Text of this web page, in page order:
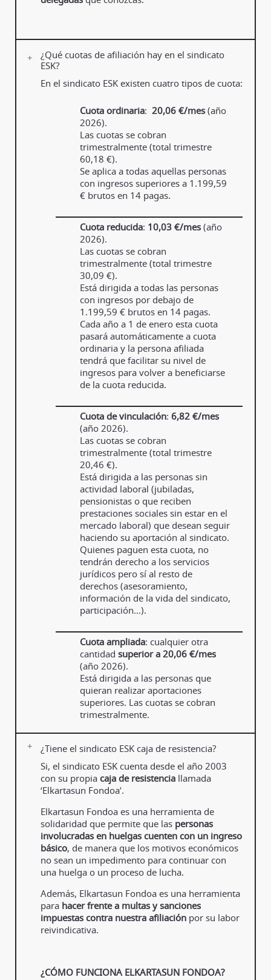
¿Qué cuotas de afiliación hay en el sindicato
ESK?
En el sindicato ESK existen cuatro tipos de cuota:
Cuota ordinaria: 20,06 €/mes (año
2026).
Las cuotas se cobran
trimestralmente (total trimestre
60,18 €).
Se aplica a todas aquellas personas
con ingresos superiores a 1.199,59
€ brutos en 14 pagas.
Cuota reducida: 10,03 €/mes (año
2026).
Las cuotas se cobran
trimestralmente (total trimestre
30,09 €).
Está dirigida a todas las personas
con ingresos por debajo de
1.199,59 € brutos en 14 pagas.
Cada año a 1 de enero esta cuota
pasará automáticamente a cuota
ordinaria y la persona afiliada
tendrá que facilitar su nivel de
ingresos para volver a beneficiarse
de la cuota reducida.
Cuota de vinculación: 6,82 €/mes
(año 2026).
Las cuotas se cobran
trimestralmente (total trimestre
20,46 €).
Está dirigida a las personas sin
actividad laboral (jubiladas,
pensionistas o que reciben
prestaciones sociales sin estar en el
mercado laboral) que desean seguir
haciendo su aportación al sindicato.
Quienes paguen esta cuota, no
tendrán derecho a los servicios
jurídicos pero sí al resto de
derechos (asesoramiento,
información de la vida del sindicato,
participación…).
Cuota ampliada: cualquier otra
cantidad superior a 20,06 €/mes
(año 2026).
Está dirigida a las personas que
quieran realizar aportaciones
superiores. Las cuotas se cobran
trimestralmente.
¿Tiene el sindicato ESK caja de resistencia?
Si, el sindicato ESK cuenta desde el año 2003
con su propia caja de resistencia llamada
‘Elkartasun Fondoa’.
Elkartasun Fondoa es una herramienta de
solidaridad que permite que las personas
involucradas en huelgas cuenten con un ingreso
básico, de manera que los motivos económicos
no sean un impedimento para continuar con
una huelga o un proceso de lucha.
Además, Elkartasun Fondoa es una herramienta
para hacer frente a multas y sanciones
impuestas contra nuestra afiliación por su labor
reivindicativa.
¿CÓMO FUNCIONA ELKARTASUN FONDOA?